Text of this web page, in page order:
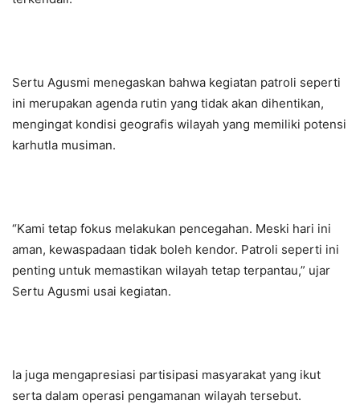
Sertu Agusmi menegaskan bahwa kegiatan patroli seperti
ini merupakan agenda rutin yang tidak akan dihentikan,
mengingat kondisi geografis wilayah yang memiliki potensi
karhutla musiman.
“Kami tetap fokus melakukan pencegahan. Meski hari ini
aman, kewaspadaan tidak boleh kendor. Patroli seperti ini
penting untuk memastikan wilayah tetap terpantau,” ujar
Sertu Agusmi usai kegiatan.
Ia juga mengapresiasi partisipasi masyarakat yang ikut
serta dalam operasi pengamanan wilayah tersebut.